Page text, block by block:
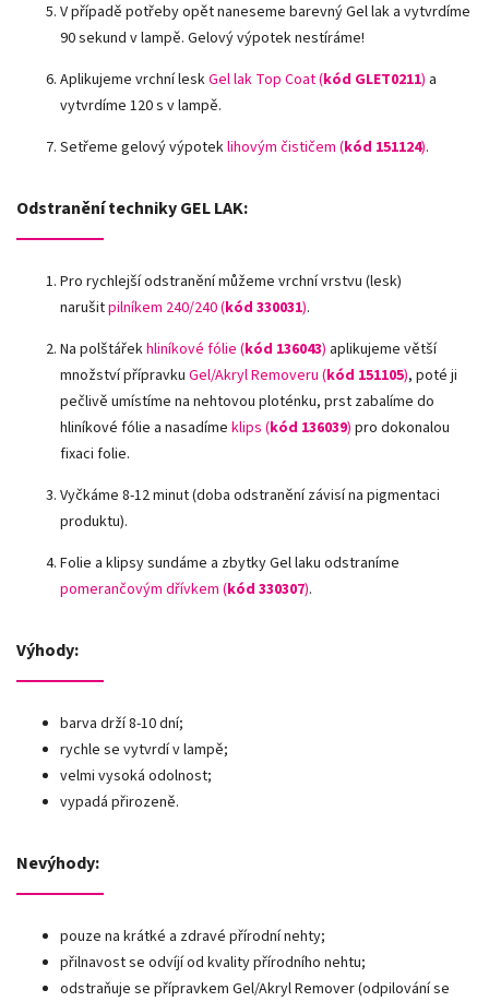
V případě potřeby opět naneseme barevný Gel lak a vytvrdíme
90 sekund v lampě. Gelový výpotek nestíráme!
Aplikujeme vrchní leskGel lak Top Coat (kód GLET0211) a
vytvrdíme 120 s v lampě.
Setřeme gelový výpoteklihovým čističem (kód 151124).
Odstranění techniky GEL LAK:
Pro rychlejší odstranění můžeme vrchní vrstvu (lesk)
narušitpilníkem 240/240 (kód 330031).
Na polštářekhliníkové fólie (kód 136043) aplikujeme větší
množství přípravku Gel/Akryl Removeru (kód 151105), poté ji
pečlivě umístíme na nehtovou ploténku, prst zabalíme do
hliníkové fólie a nasadíme klips (kód 136039) pro dokonalou
fixaci folie.
Vyčkáme 8-12 minut (doba odstranění závisí na pigmentaci
produktu).
Folie a klipsy sundáme a zbytky Gel laku odstraníme
pomerančovým dřívkem (kód 330307).
Výhody:
barva drží 8-10 dní;
rychle se vytvrdí v lampě;
velmi vysoká odolnost;
vypadá přirozeně.
Nevýhody:
pouze na krátké a zdravé přírodní nehty;
přilnavost se odvíjí od kvality přírodního nehtu;
odstraňuje se přípravkem Gel/Akryl Remover (odpilování se